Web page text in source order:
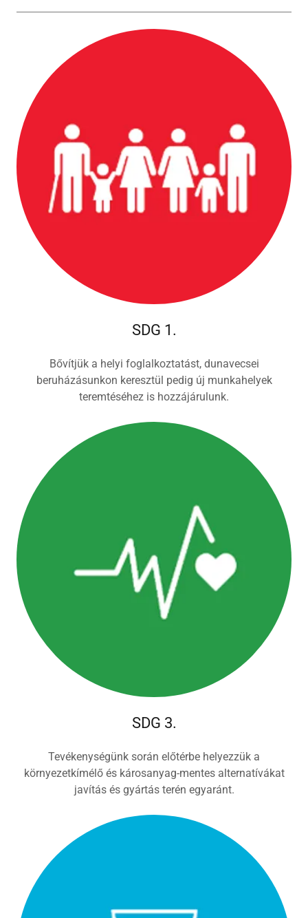
SDG 1.
Bővítjük a helyi foglalkoztatást, dunavecsei
beruházásunkon keresztül pedig új munkahelyek
teremtéséhez is hozzájárulunk.
SDG 3.
Tevékenységünk során előtérbe helyezzük a
környezetkímélő és károsanyag-mentes alternatívákat
javítás és gyártás terén egyaránt.